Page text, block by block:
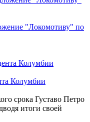
"Локомотиву" по
Колумбии
срока Густаво Петро
итоги своей